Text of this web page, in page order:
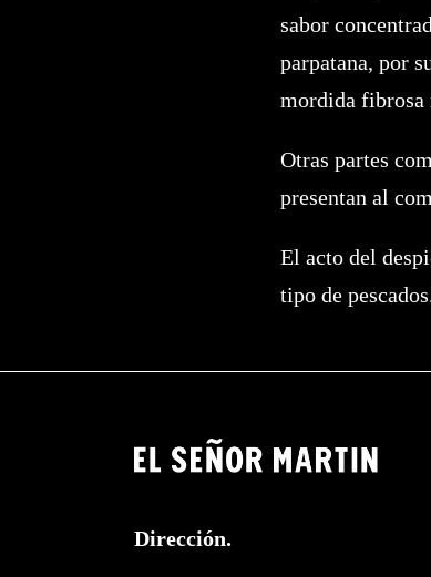
sabor
parpatana, por
mordida fibrosa
Otras partes
presentan al
El acto del
tipo de
Dirección.